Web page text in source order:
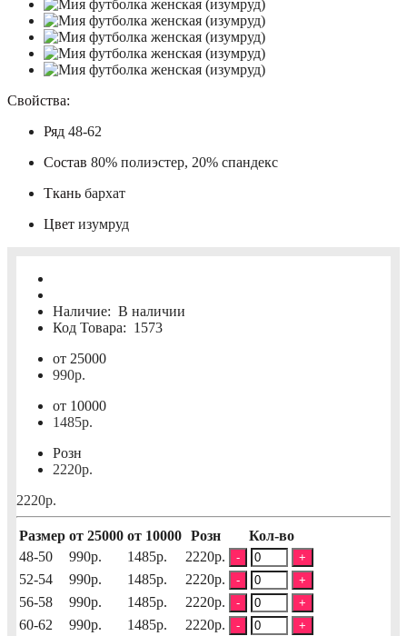
Свойства:
Ряд 48-62
Состав 80% полиэстер, 20% спандекс
Ткань бархат
Цвет изумруд
Наличие: В наличии
Код Товара: 1573
от 25000
990р.
от 10000
1485р.
Розн
2220р.
2220р.
Размер от 25000 от 10000 Розн
Кол-во
48-50
990р. 1485р. 2220р. - +
52-54 990р. 1485р. 2220р. - +
56-58 990р. 1485р. 2220р. - +
60-62 990р. 1485р. 2220р. - +